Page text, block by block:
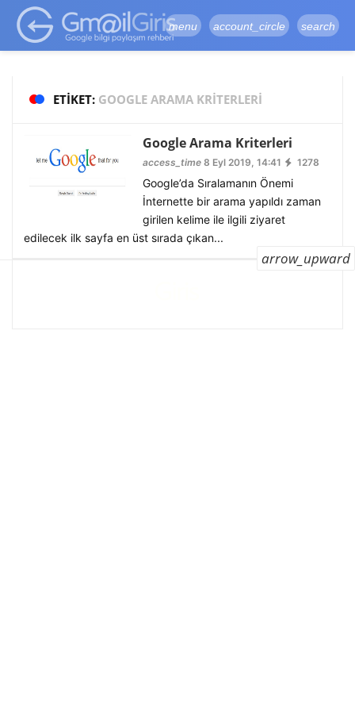
google-site-
verification=vqSI0upH550kabR5X8xpjMYieaXmuBueYgCJBW3uetM
menu account_circle search
ETIKET: GOOGLE ARAMA KRITERLERI
Google Arama Kriterleri
access_time8 Eyl 2019, 14:41 1278
Google’da Sıralamanın Önemi
İnternette bir arama yapıldı zaman
girilen kelime ile ilgili ziyaret
edilecek ilk sayfa en üst sırada çıkan...
arrow_upward